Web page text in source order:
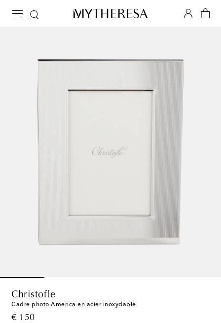
Christofle
Cadre photo America en acier inoxydable
€ 150
original price